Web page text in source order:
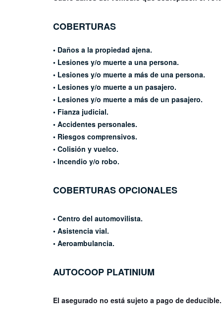
COBERTURAS
• Daños a la propiedad ajena.
• Lesiones y/o muerte a una persona.
• Lesiones y/o muerte a más de una persona.
• Lesiones y/o muerte a un pasajero.
• Lesiones y/o muerte a más de un pasajero.
• Fianza judicial.
• Accidentes personales.
• Riesgos comprensivos.
• Colisión y vuelco.
• Incendio y/o robo.
COBERTURAS OPCIONALES
• Centro del automovilista.
• Asistencia vial.
• Aeroambulancia.
AUTOCOOP PLATINIUM
El asegurado no está sujeto a pago de